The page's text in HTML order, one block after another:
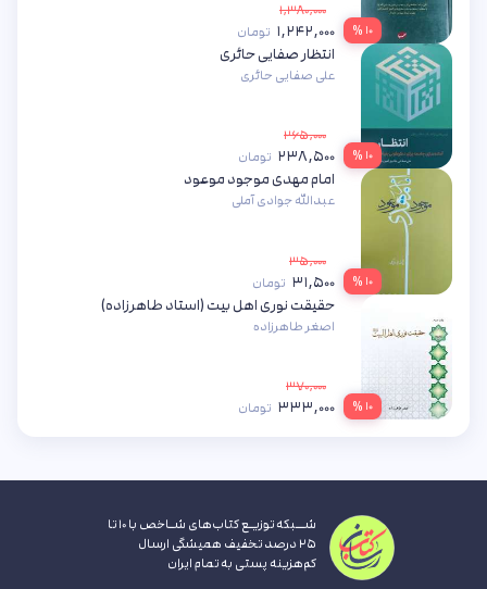
۱۰ %
۱,۳۸۰,۰۰۰
۱,۲۴۲,۰۰۰ تومان
۱۰ %
انتظار صفایی حائری
علی صفایی حائری
۲۶۵,۰۰۰
۲۳۸,۵۰۰ تومان
۱۰ %
امام مهدی موجود موعود
عبدالله جوادی آملی
۳۵,۰۰۰
۳۱,۵۰۰ تومان
۱۰ %
حقیقت نوری اهل بیت (استاد طاهرزاده)
اصغر طاهرزاده
۳۷۰,۰۰۰
۳۳۳,۰۰۰ تومان
شــبکه توزیـع کتاب‌های شـاخص با ۱۰ تا
۲۵ درصد تخفیف همیشگی ارسال
کم‌هزینه پستی به تمام ایران